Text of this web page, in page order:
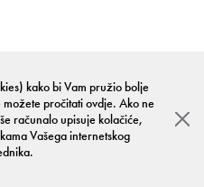
Ton i ton
TONOVI ŽICA I
ŽIČANI CRTEŽ
kako bi Vam pružio bolje
možete pročitatiovdje. Ako ne
računalo upisuje kolačiće,
Vašega internetskog